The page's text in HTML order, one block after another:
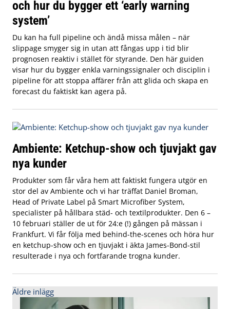
och hur du bygger ett ‘early warning
system’
Du kan ha full pipeline och ändå missa målen – när
slippage smyger sig in utan att fångas upp i tid blir
prognosen reaktiv i stället för styrande. Den här guiden
visar hur du bygger enkla varningssignaler och disciplin i
pipeline för att stoppa affärer från att glida och skapa en
forecast du faktiskt kan agera på.
Ambiente: Ketchup-show och tjuvjakt gav
nya kunder
Produkter som får våra hem att faktiskt fungera utgör en
stor del av Ambiente och vi har träffat Daniel Broman,
Head of Private Label på Smart Microfiber System,
specialister på hållbara städ- och textilprodukter. Den 6 –
10 februari ställer de ut för 24:e (!) gången på mässan i
Frankfurt. Vi får följa med behind-the-scenes och höra hur
en ketchup-show och en tjuvjakt i äkta James-Bond-stil
resulterade i nya och fortfarande trogna kunder.
Inläggsnavigering
Äldre inlägg